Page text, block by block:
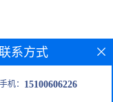
系方式
手机： 15100606226